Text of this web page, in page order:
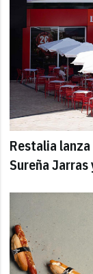
Restalia
Sureña Jarras